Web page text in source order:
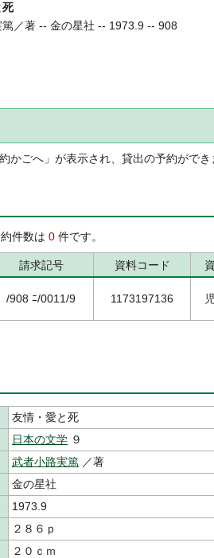
死
／著 -- 金の星社 -- 1973.9 -- 908
かごへ」が表示され、貸出の予約ができ
件数は 0 件です。
請求記号 資料コード
/908 ﾆ/0011/9 1173197136
友情・愛と死
日本の文学 ９
武者小路実篤 ／著
金の星社
1973.9
２８６ｐ
２０ｃｍ